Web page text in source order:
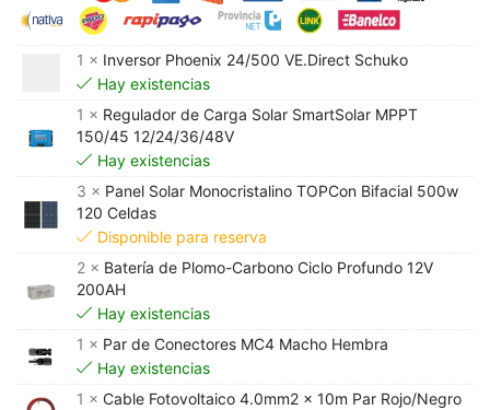
1 × Inversor Phoenix 24/500 VE.Direct Schuko
Hay existencias
1 × Regulador de Carga Solar SmartSolar MPPT
150/45 12/24/36/48V
Hay existencias
3 × Panel Solar Monocristalino TOPCon Bifacial 500w
120 Celdas
Disponible para reserva
2 × Batería de Plomo-Carbono Ciclo Profundo 12V
200AH
Hay existencias
1 × Par de Conectores MC4 Macho Hembra
Hay existencias
1 × Cable Fotovoltaico 4.0mm2 x 10m Par Rojo/Negro